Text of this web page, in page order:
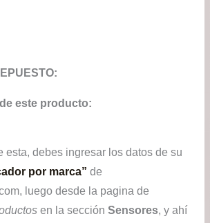
este producto:
esta, debes ingresar los datos de su
por marca” de
luego desde la pagina de
en la sección Sensores, y ahí